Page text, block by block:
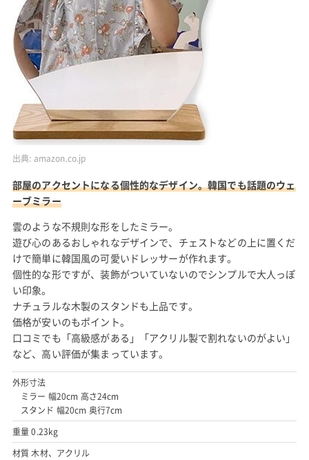
出典: amazon.co.jp
部屋のアクセントになる個性的なデザイン。韓国でも話題のウェ
ーブミラー
雲のような不規則な形をしたミラー。
遊び心のあるおしゃれなデザインで、チェストなどの上に置くだ
けで簡単に韓国風の可愛いドレッサーが作れます。
個性的な形ですが、装飾がついていないのでシンプルで大人っぽ
い印象。
ナチュラルな木製のスタンドも上品です。
価格が安いのもポイント。
口コミでも「高級感がある」「アクリル製で割れないのがよい」
など、高い評価が集まっています。
外形寸法
ミラー 幅20cm 高さ24cm
スタンド 幅20cm 奥行7cm
重量 0.23kg
材質 木材、アクリル